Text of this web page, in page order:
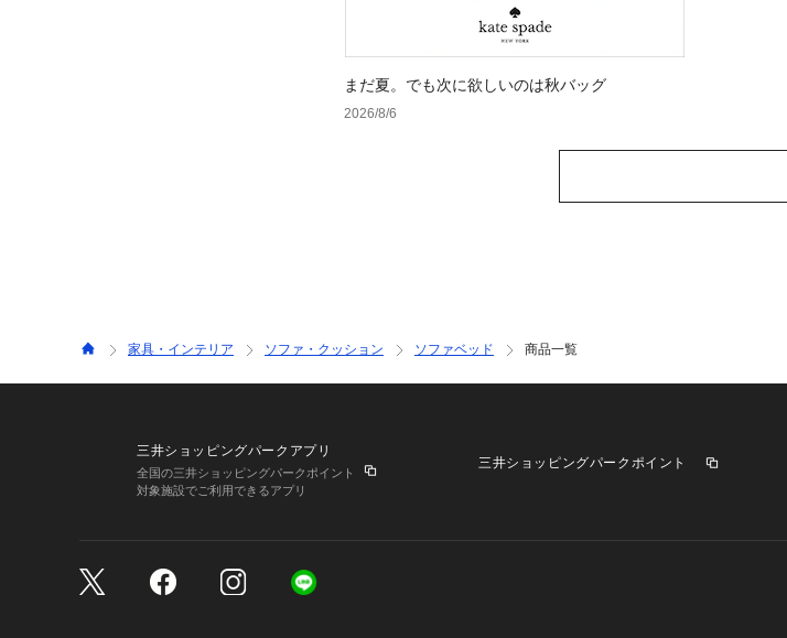
まだ夏。でも次に欲しいのは秋バッグ
2026/8/6
家具・インテリア ソファ・クッション ソファベッド 商品一覧
三井ショッピングパークアプリ
全国の三井ショッピングパークポイント
対象施設でご利用できるアプリ
三井ショッピングパークポイント